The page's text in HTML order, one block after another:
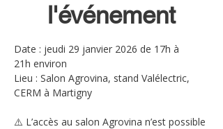
l'événement
Date : jeudi 29 janvier 2026 de 17h à
21h environ
Lieu : Salon Agrovina, stand Valélectric,
CERM à Martigny
⚠️ L’accès au salon Agrovina n’est possible